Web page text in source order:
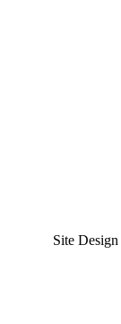
Site Design